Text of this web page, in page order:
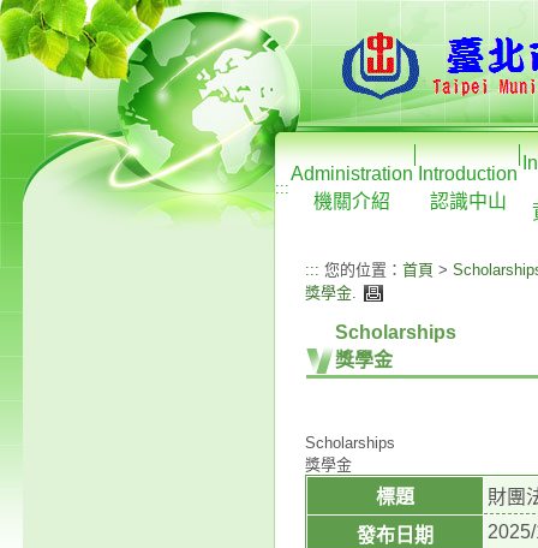
:::
Administration
機關介紹
Introduction
認識中山
::: 您的位置： 首頁 >
獎學金.
Scholarships
獎學金
Scholarships
獎學金
標題
財團
發布日期